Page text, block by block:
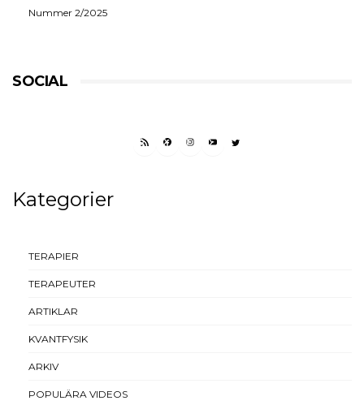
Nummer 2/2025
SOCIAL
RSS FEEDFACEBOOK
INSTAGRAM
YOUTUBETWITTER
Kategorier
TERAPIER
TERAPEUTER
ARTIKLAR
KVANTFYSIK
ARKIV
POPULÄRA VIDEOS